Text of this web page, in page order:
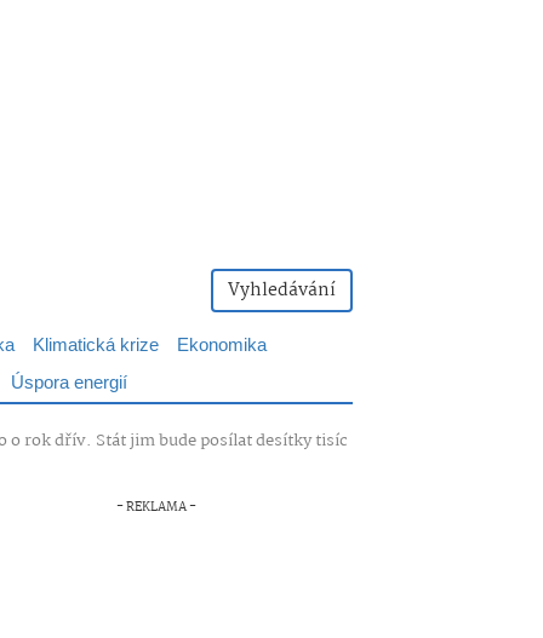
Vyhledávání
Klimatická krize
Ekonomika
Úspora energií
o rok dřív. Stát jim bude posílat desítky tisíc